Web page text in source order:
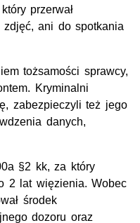
przerwał
zdjęć, ani do spotkania
tożsamości sprawcy,
Kryminalni
zabezpieczyli też jego
danych,
§2 kk, za który
2 lat więzienia. Wobec
środek
dozoru oraz